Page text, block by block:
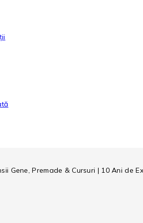
Gene, Premade & Cursuri | 10 Ani de